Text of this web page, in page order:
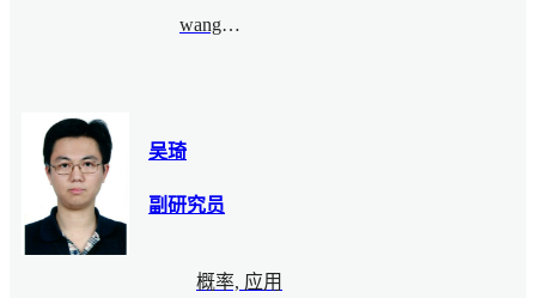
wangyaqing@bimsa.cn
吴琦
副研究员
概率, 应用